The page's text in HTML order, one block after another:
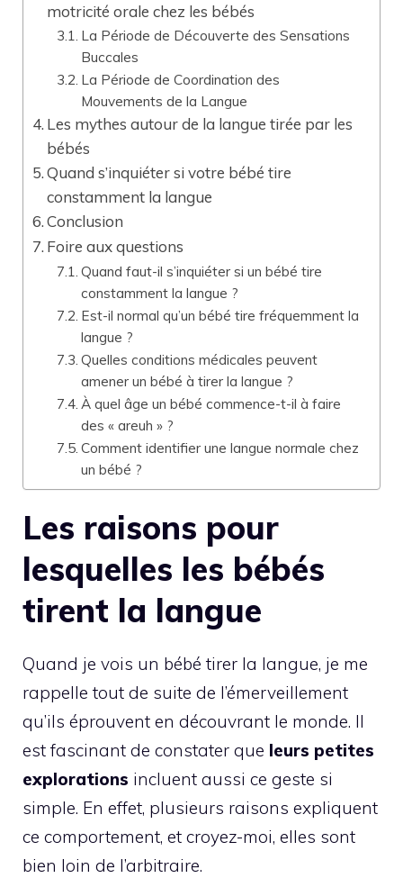
motricité orale chez les bébés
La Période de Découverte des Sensations
Buccales
La Période de Coordination des
Mouvements de la Langue
Les mythes autour de la langue tirée par les
bébés
Quand s’inquiéter si votre bébé tire
constamment la langue
Conclusion
Foire aux questions
Quand faut-il s’inquiéter si un bébé tire
constamment la langue ?
Est-il normal qu’un bébé tire fréquemment la
langue ?
Quelles conditions médicales peuvent
amener un bébé à tirer la langue ?
À quel âge un bébé commence-t-il à faire
des « areuh » ?
Comment identifier une langue normale chez
un bébé ?
Les raisons pour
lesquelles les bébés
tirent la langue
Quand je vois un bébé tirer la langue, je me
rappelle tout de suite de l’émerveillement
qu’ils éprouvent en découvrant le monde. Il
est fascinant de constater que leurs petites
explorations incluent aussi ce geste si
simple. En effet, plusieurs raisons expliquent
ce comportement, et croyez-moi, elles sont
bien loin de l’arbitraire.